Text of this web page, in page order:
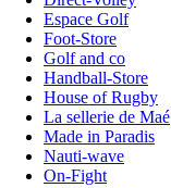
Espace Golf
Foot-Store
Golf and co
Handball-Store
House of Rugby
La sellerie de Maé
Made in Paradis
Nauti-wave
On-Fight